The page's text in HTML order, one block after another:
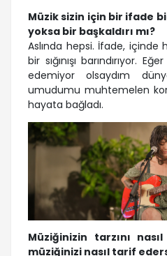
Müzik sizin için bir ifade
yoksa bir başkaldırı mı?
Aslında hepsi. İfade, içinde
bir sığınışı barındırıyor.
edemiyor olsaydım
umudumu muhtemelen
hayata bağladı.
Müziğinizin tarzını
müziğinizi nasıl tarif